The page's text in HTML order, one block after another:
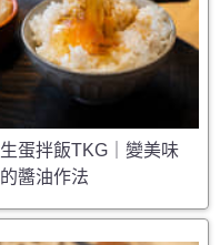
生蛋拌飯TKG｜變美味
的醬油作法